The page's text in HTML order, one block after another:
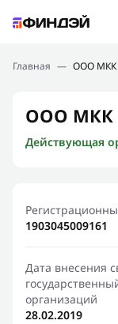
Подбор займа
Новости
Финансовое
Главная — ООО МКК
ООО МКК
Действующая
1903045009161
Дата внесения
организаций
28.02.2019
Ошибка:
Спасибо, что
Мы свяжемся с
результат